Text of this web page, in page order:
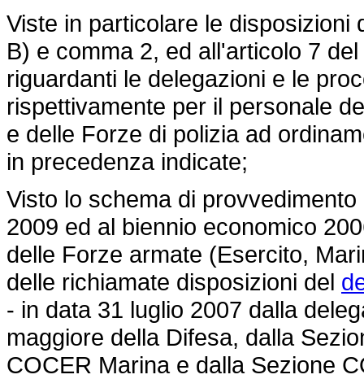
Viste in particolare le disposizioni
B) e comma 2, ed all'articolo 7
riguardanti le delegazioni e le
rispettivamente per il personale
e delle Forze di polizia ad
in precedenza indicate;
Visto lo schema di
2009 ed al biennio economico
delle Forze armate (Esercito,
delle richiamate disposizioni del
- in data 31 luglio 2007 dalla
maggiore della Difesa, dalla
COCER Marina e dalla Sezione